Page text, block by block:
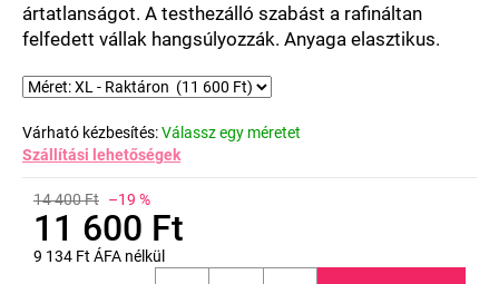
ártatlanságot. A testhezálló szabást a rafináltan
felfedett vállak hangsúlyozzák. Anyaga elasztikus.
Várható kézbesítés:Válassz egy méretet
Szállítási lehetőségek
14 400 Ft –19 %
11 600 Ft
9 134 Ft ÁFA nélkül